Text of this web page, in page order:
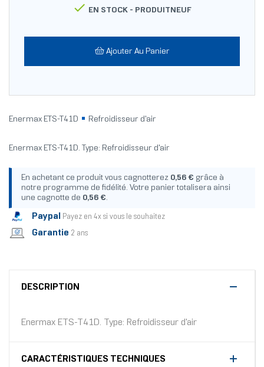
 EN STOCK - PRODUITNEUF
Ajouter Au Panier
Enermax ETS-T41D Refroidisseur d'air
Enermax ETS-T41D. Type: Refroidisseur d'air
En achetant ce produit vous cagnotterez 0,56 € grâce à
notre programme de fidélité. Votre panier totalisera ainsi
une cagnotte de 0,56 €.
Paypal Payez en 4x si vous le souhaitez
Garantie 2 ans
DESCRIPTION
Enermax ETS-T41D. Type: Refroidisseur d'air
CARACTÉRISTIQUES TECHNIQUES